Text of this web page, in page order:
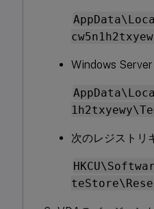
Windows Server
次のレジストリ